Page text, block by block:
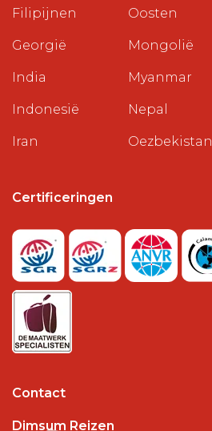
Filipijnen
Georgië
India
Indonesië
Iran
Oosten
Mongolië
Myanmar
Nepal
Oezbekistan
Certificeringen
Contact
Dimsum Reizen